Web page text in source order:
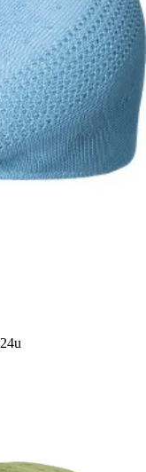
24u